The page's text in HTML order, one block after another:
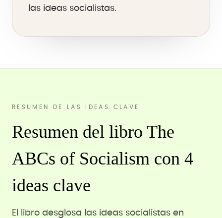
las ideas socialistas.
RESUMEN DE LAS IDEAS CLAVE
Resumen del libro The
ABCs of Socialism con 4
ideas clave
El libro desglosa las ideas socialistas en